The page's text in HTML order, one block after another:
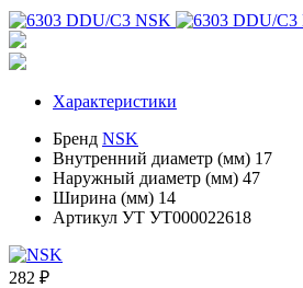
Характеристики
Бренд NSK
Внутренний диаметр (мм) 17
Наружный диаметр (мм) 47
Ширина (мм) 14
Артикул УТ УТ000022618
282 ₽